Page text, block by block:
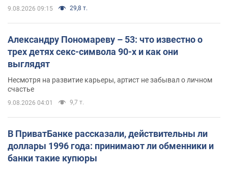
9.08.2026 09:15 29,8 т.
Александру Пономареву – 53: что известно о
трех детях секс-символа 90-х и как они
выглядят
Несмотря на развитие карьеры, артист не забывал о личном
счастье
9.08.2026 04:01 9,7 т.
В ПриватБанке рассказали, действительны ли
доллары 1996 года: принимают ли обменники и
банки такие купюры